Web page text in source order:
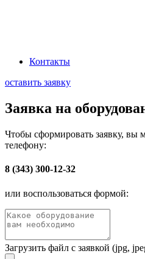
Контакты
оставить заявку
Заявка на
Чтобы сформировать заявку, вы
телефону:
8 (343) 300-12-32
или воспользоваться формой:
Загрузить файл с заявкой (jpg,